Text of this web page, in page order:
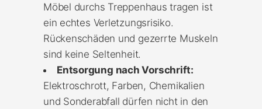
Möbel durchs Treppenhaus tragen ist
ein echtes Verletzungsrisiko.
Rückenschäden und gezerrte Muskeln
sind keine Seltenheit.
Entsorgung nach Vorschrift:
Elektroschrott, Farben, Chemikalien
und Sonderabfall dürfen nicht in den